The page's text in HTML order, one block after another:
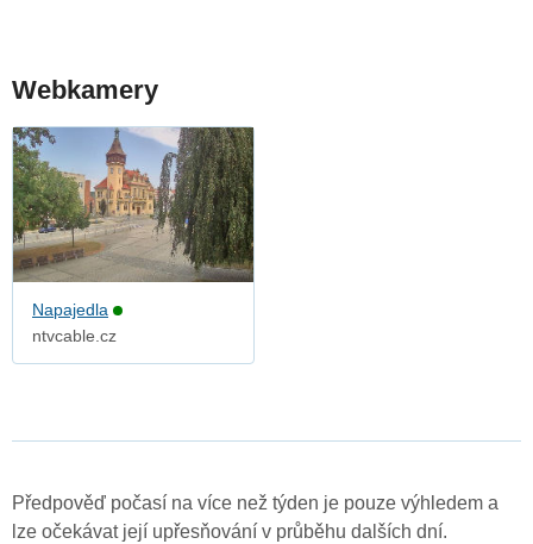
Webkamery
Napajedla
ntvcable.cz
Předpověď počasí na více než týden je pouze výhledem a
lze očekávat její upřesňování v průběhu dalších dní.